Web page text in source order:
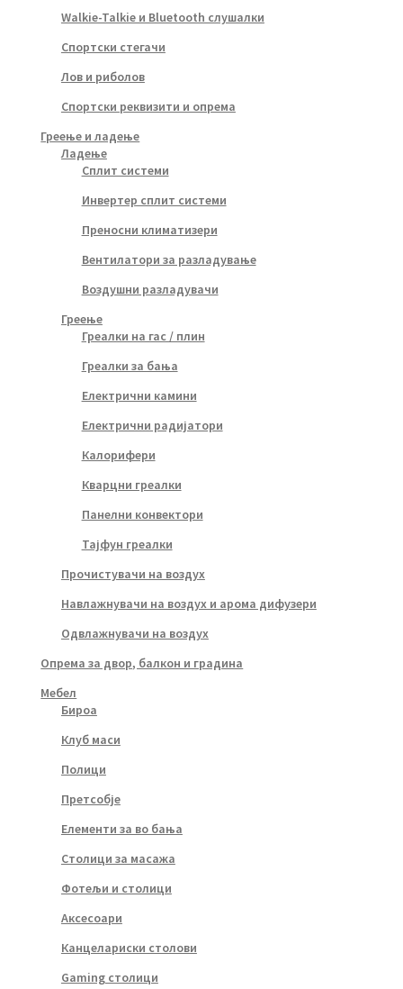
Walkie-Talkie и Bluetooth слушалки
Спортски стегачи
Лов и риболов
Спортски реквизити и опрема
Греење и ладење
Ладење
Сплит системи
Инвертер сплит системи
Преносни климатизери
Вентилатори за разладување
Воздушни разладувачи
Греење
Греалки на гас / плин
Греалки за бања
Електрични камини
Електрични радијатори
Калорифери
Кварцни греалки
Панелни конвектори
Тајфун греалки
Прочистувачи на воздух
Навлажнувачи на воздух и арома дифузери
Одвлажнувачи на воздух
Опрема за двор, балкон и градина
Мебел
Бироа
Клуб маси
Полици
Претсобје
Елементи за во бања
Столици за масажа
Фотељи и столици
Аксесоари
Канцелариски столови
Gaming столици